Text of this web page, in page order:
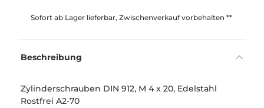
Sofort ab Lager lieferbar, Zwischenverkauf vorbehalten **
Beschreibung
Zylinderschrauben DIN 912, M 4 x 20, Edelstahl
Rostfrei A2-70